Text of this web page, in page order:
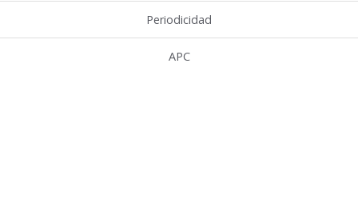
Periodicidad
APC